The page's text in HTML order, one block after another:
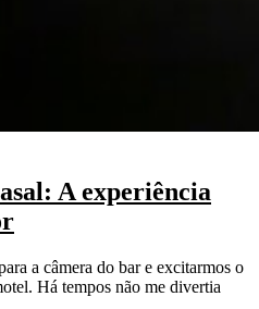
A experiência
a câmera do bar e excitarmos o
Há tempos não me divertia